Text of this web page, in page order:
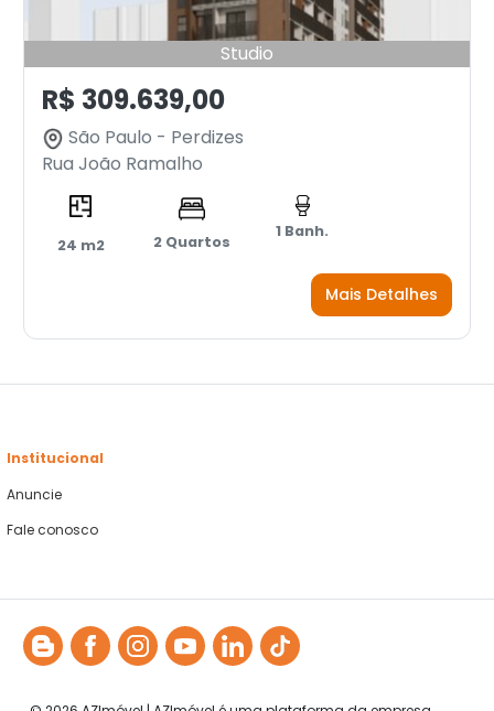
Studio
R$ 309.639,00
São Paulo - Perdizes
Rua João Ramalho
24 m2 2 Quartos
1 Banh.
Mais Detalhes
Institucional
Anuncie
Fale conosco